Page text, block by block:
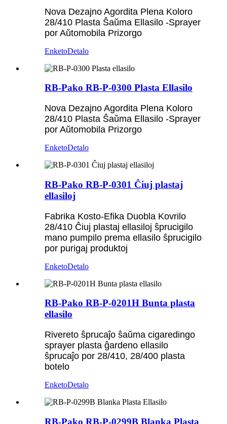
Nova Dezajno Agordita Plena Koloro
28/410 Plasta Ŝaŭma Ellasilo -Sprayer
por Aŭtomobila Prizorgo
EnketoDetalo
RB-Pako RB-P-0300 Plasta Ellasilo
Nova Dezajno Agordita Plena Koloro
28/410 Plasta Ŝaŭma Ellasilo -Sprayer
por Aŭtomobila Prizorgo
EnketoDetalo
RB-Pako RB-P-0301 Ĉiuj plastaj
ellasiloj
Fabrika Kosto-Efika Duobla Kovrilo
28/410 Ĉiuj plastaj ellasiloj ŝprucigilo
mano pumpilo prema ellasilo ŝprucigilo
por purigaj produktoj
EnketoDetalo
RB-Pako RB-P-0201H Bunta plasta
ellasilo
Rivereto ŝprucaĵo ŝaŭma cigaredingo
sprayer plasta ĝardeno ellasilo
ŝprucaĵo por 28/410, 28/400 plasta
botelo
EnketoDetalo
RB-Pako RB-P-0299B Blanka Plasta